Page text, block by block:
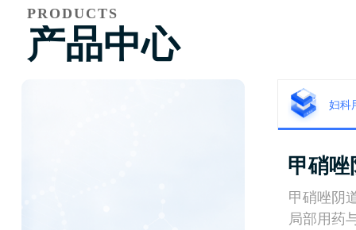
产品中心
PRODUCTS
妇科
甲硝唑
甲硝唑阴
局部用药